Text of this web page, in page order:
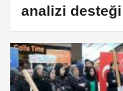
analizi desteği